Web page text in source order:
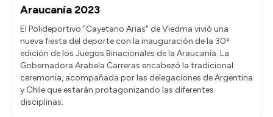
Araucanía 2023
El Polideportivo "Cayetano Arias" de Viedma vivió una
nueva fiesta del deporte con la inauguración de la 30º
edición de los Juegos Binacionales de la Araucanía. La
Gobernadora Arabela Carreras encabezó la tradicional
ceremonia, acompañada por las delegaciones de Argentina
y Chile que estarán protagonizando las diferentes
disciplinas.